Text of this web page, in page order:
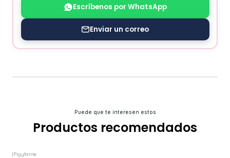
Escríbenos por WhatsApp
Enviar un correo
Puede que te interesen estos
Productos recomendados
|Pigyfante